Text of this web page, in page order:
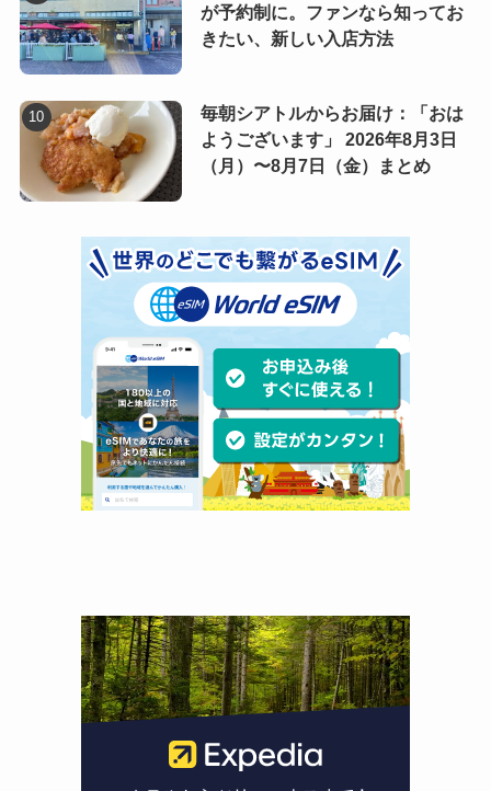
が予約制に。ファンなら知ってお
きたい、新しい入店方法
毎朝シアトルからお届け：「おは
ようございます」 2026年8月3日
（月）〜8月7日（金）まとめ